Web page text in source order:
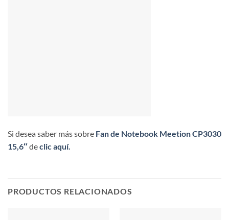
Si desea saber más sobre Fan de Notebook Meetion CP3030
15,6″declic aquí.
PRODUCTOS RELACIONADOS